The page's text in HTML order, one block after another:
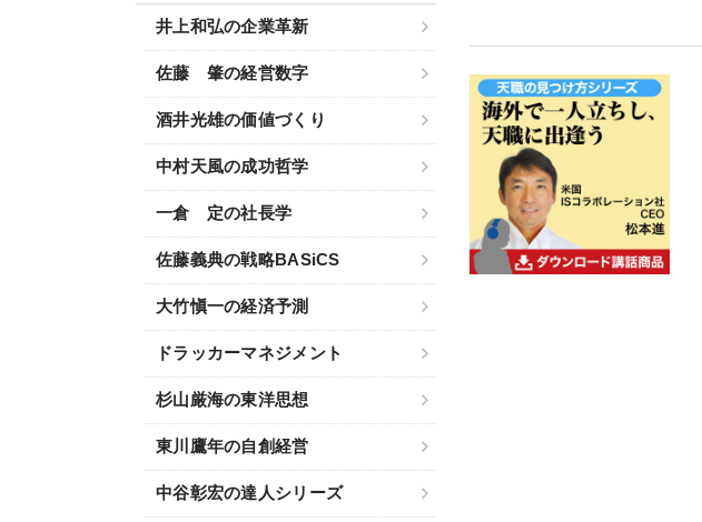
井上和弘の企業革新
佐藤 肇の経営数字
酒井光雄の価値づくり
中村天風の成功哲学
一倉 定の社長学
佐藤義典の戦略BASiCS
大竹愼一の経済予測
ドラッカーマネジメント
杉山厳海の東洋思想
東川鷹年の自創経営
中谷彰宏の達人シリーズ